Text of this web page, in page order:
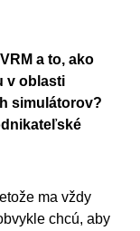
a to, ako
v oblasti
simulátorov?
ma vždy
chcú, aby